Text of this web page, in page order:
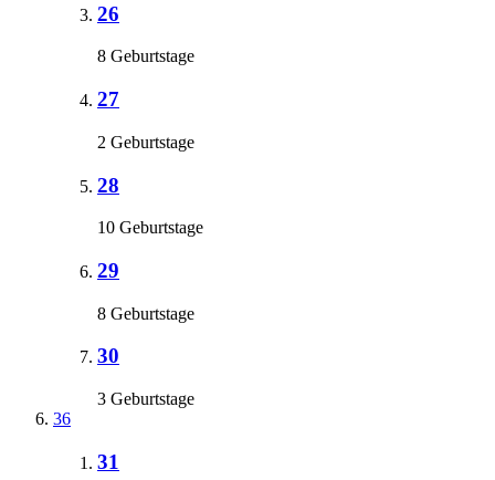
26
8 Geburtstage
27
2 Geburtstage
28
10 Geburtstage
29
8 Geburtstage
30
3 Geburtstage
36
31